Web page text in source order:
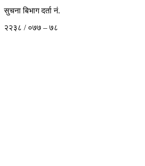
सुचना बिभाग दर्ता नं.
२२३८ / ०७७ – ७८